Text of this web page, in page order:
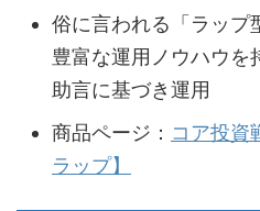
俗に言われる「ラップ
豊富な運用ノウハウを
助言に基づき運用
商品ページ： コア投資
ラップ】